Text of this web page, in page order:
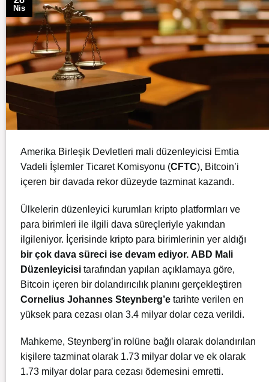
Nis
Amerika Birleşik Devletleri mali düzenleyicisi Emtia
Vadeli İşlemler Ticaret Komisyonu (CFTC), Bitcoin’i
içeren bir davada rekor düzeyde tazminat kazandı.
Ülkelerin düzenleyici kurumları kripto platformları ve
para birimleri ile ilgili dava süreçleriyle yakından
ilgileniyor. İçerisinde kripto para birimlerinin yer aldığı
bir çok dava süreci ise devam ediyor. ABD Mali
Düzenleyicisi tarafından yapılan açıklamaya göre,
Bitcoin içeren bir dolandırıcılık planını gerçekleştiren
Cornelius Johannes Steynberg’e tarihte verilen en
yüksek para cezası olan 3.4 milyar dolar ceza verildi.
Mahkeme, Steynberg’in rolüne bağlı olarak dolandırılan
kişilere tazminat olarak 1.73 milyar dolar ve ek olarak
1.73 milyar dolar para cezası ödemesini emretti.